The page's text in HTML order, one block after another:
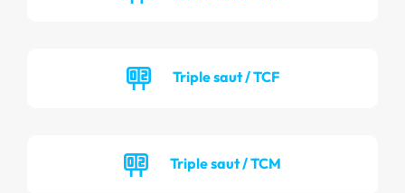
Triple saut / TCF
Triple saut / TCM